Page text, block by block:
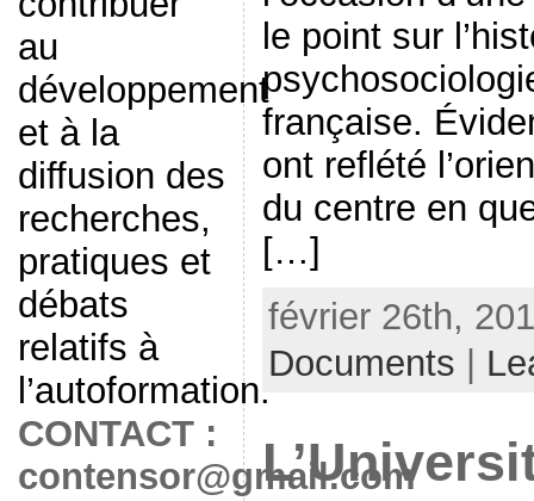
au
développement
et à la
diffusion des
recherches,
pratiques et
débats
relatifs à
l’autoformation.
CONTACT :
contensor@gmail.com
le point sur
française.
ont reflété
du centre en
[…]
février 26th,
Documents